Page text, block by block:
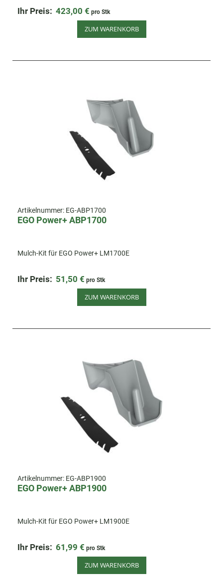
Ihr Preis: 423,00 € pro Stk
ZUM WARENKORB
Artikelnummer: EG-ABP1700
EGO Power+ ABP1700
Mulch-Kit für EGO Power+ LM1700E
Ihr Preis: 51,50 € pro Stk
ZUM WARENKORB
Artikelnummer: EG-ABP1900
EGO Power+ ABP1900
Mulch-Kit für EGO Power+ LM1900E
Ihr Preis: 61,99 € pro Stk
ZUM WARENKORB